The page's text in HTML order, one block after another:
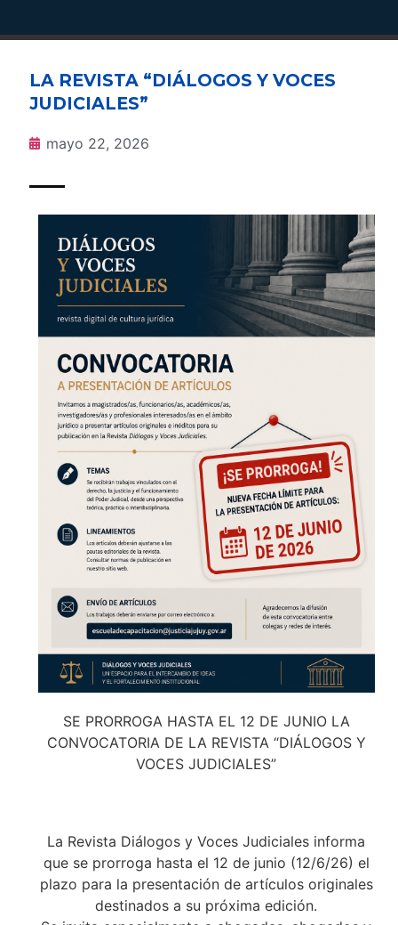
LA REVISTA “DIÁLOGOS Y VOCES
JUDICIALES”
mayo 22, 2026
SE PRORROGA HASTA EL 12 DE JUNIO LA
CONVOCATORIA DE LA REVISTA “DIÁLOGOS Y
VOCES JUDICIALES”
La Revista Diálogos y Voces Judiciales informa
que se prorroga hasta el 12 de junio (12/6/26) el
plazo para la presentación de artículos originales
destinados a su próxima edición.